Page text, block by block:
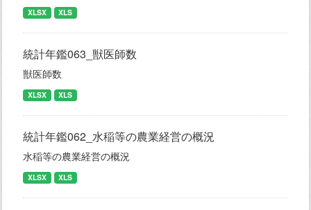
XLSX XLS
統計年鑑063_獣医師数
獣医師数
XLSX XLS
統計年鑑062_水稲等の農業経営の概況
水稲等の農業経営の概況
XLSX XLS